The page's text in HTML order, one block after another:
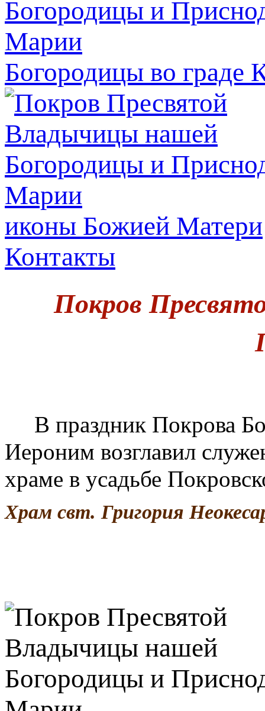
Богородицы во граде
иконы Божией Матери
Контакты
Покров
В праздник Покрова
Иероним возглавил
храме в усадьбе
Храм свт. Григория